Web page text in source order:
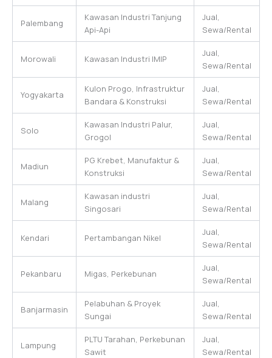
Palembang
Kawasan Industri Tanjung
Api-Api
Jual,
Sewa/Rental
Morowali Kawasan Industri IMIP
Jual,
Sewa/Rental
Yogyakarta
Kulon Progo, Infrastruktur
Bandara & Konstruksi
Jual,
Sewa/Rental
Solo
Kawasan Industri Palur,
Grogol
Jual,
Sewa/Rental
Madiun
PG Krebet, Manufaktur &
Konstruksi
Jual,
Sewa/Rental
Malang
Kawasan industri
Singosari
Jual,
Sewa/Rental
Kendari Pertambangan Nikel
Jual,
Sewa/Rental
Pekanbaru Migas, Perkebunan
Jual,
Sewa/Rental
Banjarmasin
Pelabuhan & Proyek
Sungai
Jual,
Sewa/Rental
Lampung
PLTU Tarahan, Perkebunan
Sawit
Jual,
Sewa/Rental